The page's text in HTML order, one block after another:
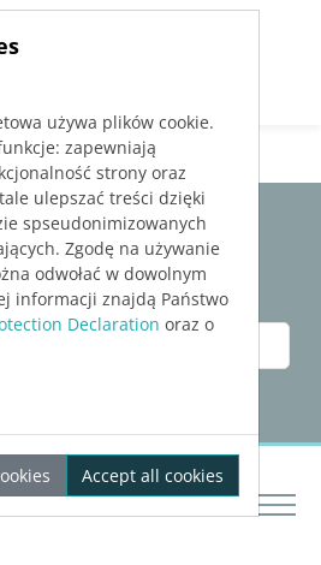
25for Revit
Started
używa plików cookie.
zapewniają
strony oraz
ulepszać treści dzięki
spseudonimizowanych
Zgodę na używanie
odwołać w dowolnym
informacji znajdą Państwo
Declaration oraz o
Accept all cookies